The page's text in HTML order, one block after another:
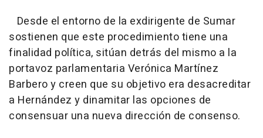
Desde el entorno de la exdirigente de Sumar
sostienen que este procedimiento tiene una
finalidad política, sitúan detrás del mismo a la
portavoz parlamentaria Verónica Martínez
Barbero y creen que su objetivo era desacreditar
a Hernández y dinamitar las opciones de
consensuar una nueva dirección de consenso.